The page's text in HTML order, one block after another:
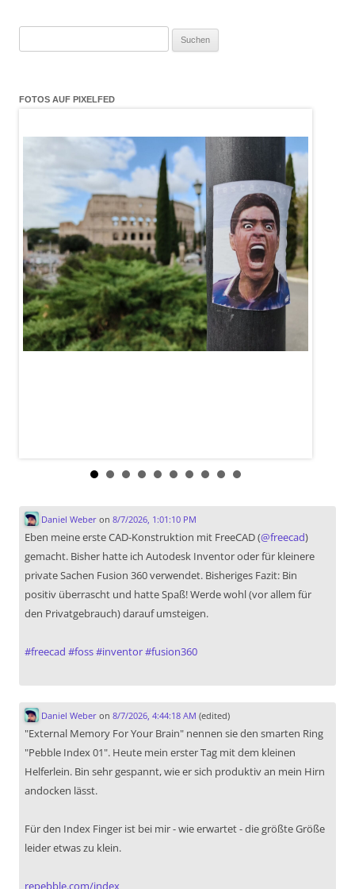
nach:
FOTOS AUF PIXELFED
Daniel Weberon 8/7/2026, 1:01:10 PM
Eben meine erste CAD-Konstruktion mit FreeCAD (@freecad)
gemacht. Bisher hatte ich Autodesk Inventor oder für kleinere
private Sachen Fusion 360 verwendet. Bisheriges Fazit: Bin
positiv überrascht und hatte Spaß! Werde wohl (vor allem für
den Privatgebrauch) darauf umsteigen.
#freecad #foss#inventor#fusion360
Daniel Weberon 8/7/2026, 4:44:18 AM (edited)
"External Memory For Your Brain" nennen sie den smarten Ring
"Pebble Index 01". Heute mein erster Tag mit dem kleinen
Helferlein. Bin sehr gespannt, wie er sich produktiv an mein Hirn
andocken lässt.
Für den Index Finger ist bei mir - wie erwartet - die größte Größe
leider etwas zu klein.
repebble.com/index